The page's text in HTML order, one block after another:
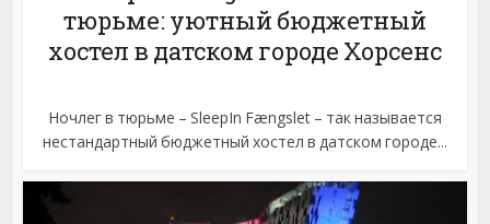
тюрьме: уютный бюджетный
хостел в датском городе Хорсенс
Ночлег в тюрьме – SleepIn Fængslet – так называется
нестандартный бюджетный хостел в датском городе...